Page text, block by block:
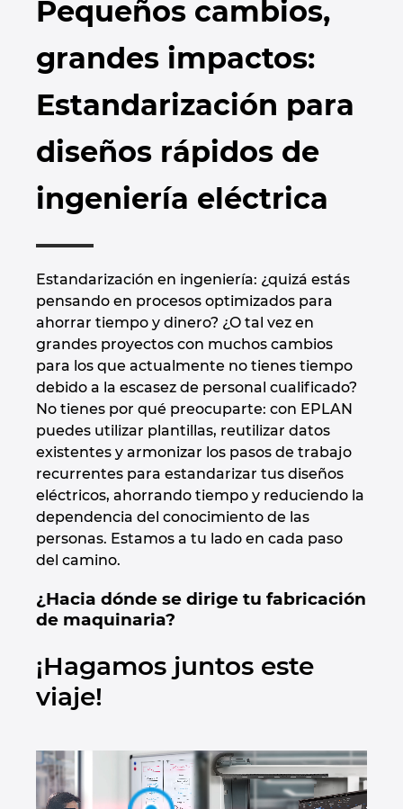
Pequeños cambios,
grandes impactos:
Estandarización para
diseños rápidos de
ingeniería eléctrica
Estandarización en ingeniería: ¿quizá estás
pensando en procesos optimizados para
ahorrar tiempo y dinero? ¿O tal vez en
grandes proyectos con muchos cambios
para los que actualmente no tienes tiempo
debido a la escasez de personal cualificado?
No tienes por qué preocuparte: con EPLAN
puedes utilizar plantillas, reutilizar datos
existentes y armonizar los pasos de trabajo
recurrentes para estandarizar tus diseños
eléctricos, ahorrando tiempo y reduciendo la
dependencia del conocimiento de las
personas. Estamos a tu lado en cada paso
del camino.
¿Hacia dónde se dirige tu fabricación
de maquinaria?
¡Hagamos juntos este
viaje!
Marítima
Automatización de edificios
Casos de éxito
Automatización de edificios
Configuración
Integración PDM / PLM
EPLAN Data Portal
EPLAN Educacional para centros educativos
EPLAN Educacional para estudiantes
EPLAN Collaboration Apps
Localizaciones
Brunei
Bulgaria
Canada
Chile
China
Colombia
Croatia
Czech Republic
Denmark
Finland
France
Germany
Greece
India
Ireland